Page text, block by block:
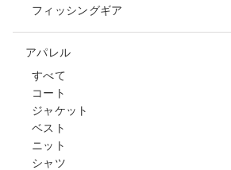
フィッシングギア
アパレル
すべて
コート
ジャケット
ベスト
ニット
シャツ